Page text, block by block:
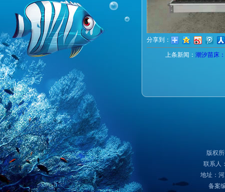
分享到：
上条新闻： 潮汐苗床
版权
联系人
地址：
备案